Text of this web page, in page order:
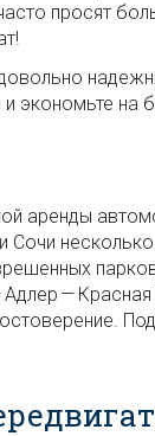
просят
и экономьте на
аренды
Сочи
—